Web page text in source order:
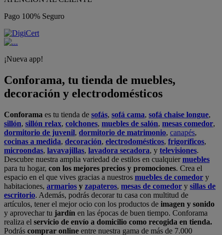
Pago 100% Seguro
¡Nueva app!
Conforama, tu tienda de muebles,
decoración y electrodomésticos
Conforama es tu tienda de sofás, sofá cama, sofá chaise longue,
sillón, sillón relax, colchones, muebles de salón, mesas comedor,
dormitorio de juvenil, dormitorio de matrimonio, canapés,
cocinas a medida, decoración, electrodomésticos, frigoríficos,
microondas, lavavajillas, lavadora secadora, y televisiones.
Descubre nuestra amplia variedad de estilos en cualquiermuebles
para tu hogar, con los mejores precios y promociones. Crea el
espacio en el que vives gracias a nuestros muebles de comedor y
habitaciones, armarios y zapateros, mesas de comedor y sillas de
escritorio. Además, podrás decorar tu casa con multitud de
artículos, tener el mejor ocio con los productos de imagen y sonido
y aprovechar tu jardín en las épocas de buen tiempo. Conforama
realiza el servicio de envío a domicilio como recogida en tienda.
Podrás comprar online entre nuestra gama de más de 7.000